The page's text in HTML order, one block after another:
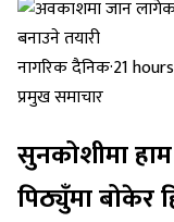
नागरिक दैनिक·21
प्रमुख समाचार
सुनकोशीमा हाम
पिठ्युँमा बोकेर